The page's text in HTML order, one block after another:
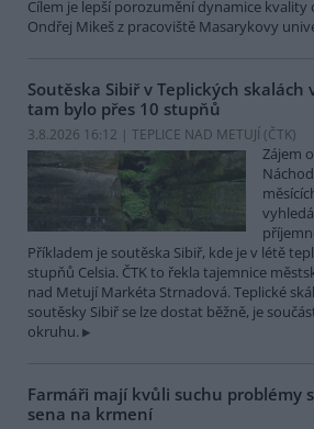
Cílem je lepší porozumění dynamice kvality
Ondřej Mikeš z pracoviště Masarykovy
Soutěska Sibiř v Teplických skalách
tam bylo přes 10 stupňů
3.8.2026 16:12 | TEPLICE NAD METUJÍ (ČTK)
Zájem
Příkladem je soutěska Sibiř, kde je v létě
stupňů Celsia. ČTK to řekla tajemnice
nad Metují Markéta Strnadová. Teplické
soutěsky Sibiř se lze dostat běžně, je
okruhu.
Farmáři mají kvůli suchu problémy
sena na krmení